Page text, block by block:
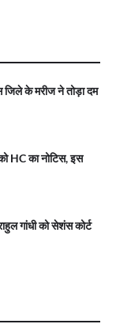
जिले के मरीज ने तोड़ा दम
HC का नोटिस, इस
गांधी को सेशंस कोर्ट